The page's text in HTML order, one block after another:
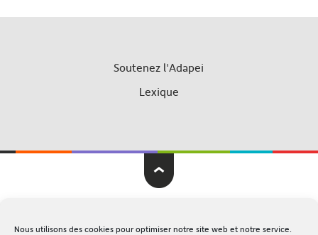
Nous utilisons des cookies pour optimiser notre site web et notre service.
Soutenez l'Adapei
Lexique